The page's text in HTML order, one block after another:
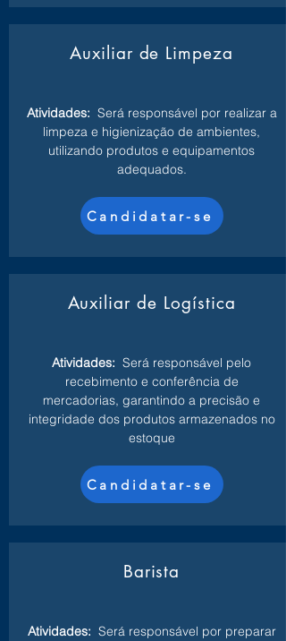
Auxiliar de Limpeza
Atividades: Será responsável por realizar a
limpeza e higienização de ambientes,
utilizando produtos e equipamentos
adequados.
Candidatar-se
Auxiliar de Logística
Atividades: Será responsável pelo
recebimento e conferência de
mercadorias, garantindo a precisão e
integridade dos produtos armazenados no
estoque
Candidatar-se
Barista
Atividades: Será responsável por preparar